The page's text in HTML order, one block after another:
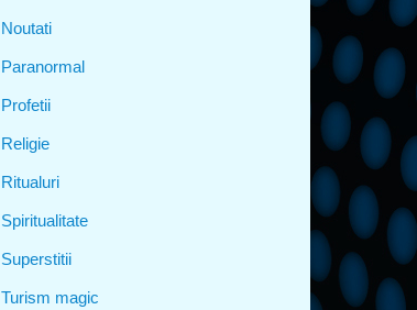
Noutati
Paranormal
Profetii
Religie
Ritualuri
Spiritualitate
Superstitii
Turism magic